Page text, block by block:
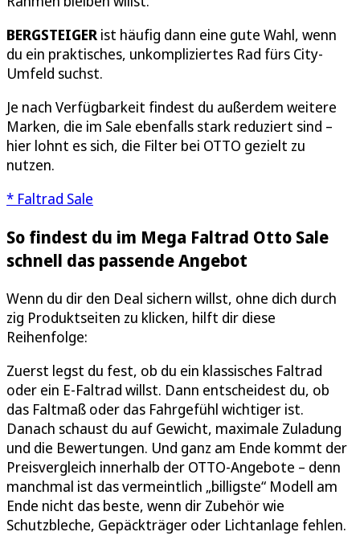
BERGSTEIGER ist häufig dann eine gute Wahl, wenn
du ein praktisches, unkompliziertes Rad fürs City-
Umfeld suchst.
Je nach Verfügbarkeit findest du außerdem weitere
Marken, die im Sale ebenfalls stark reduziert sind –
hier lohnt es sich, die Filter bei OTTO gezielt zu
nutzen.
* Faltrad Sale
So findest du im Mega Faltrad Otto Sale
schnell das passende Angebot
Wenn du dir den Deal sichern willst, ohne dich durch
zig Produktseiten zu klicken, hilft dir diese
Reihenfolge:
Zuerst legst du fest, ob du ein klassisches Faltrad
oder ein E-Faltrad willst. Dann entscheidest du, ob
das Faltmaß oder das Fahrgefühl wichtiger ist.
Danach schaust du auf Gewicht, maximale Zuladung
und die Bewertungen. Und ganz am Ende kommt der
Preisvergleich innerhalb der OTTO-Angebote – denn
manchmal ist das vermeintlich „billigste“ Modell am
Ende nicht das beste, wenn dir Zubehör wie
Schutzbleche, Gepäckträger oder Lichtanlage fehlen.